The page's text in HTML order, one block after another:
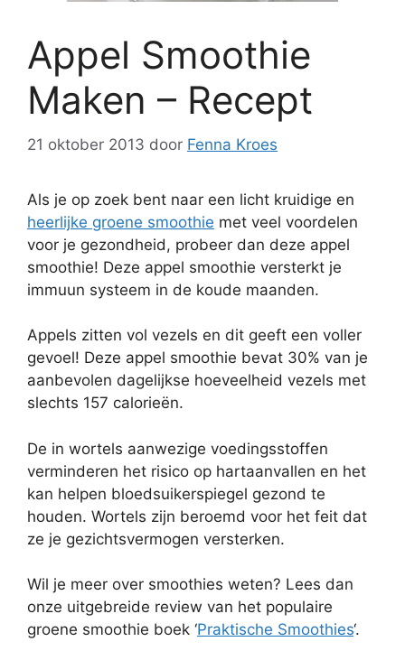
Appel Smoothie
Maken – Recept
21 oktober 2013 door Fenna Kroes
Als je op zoek bent naar een licht kruidige en
heerlijke groene smoothie met veel voordelen
voor je gezondheid, probeer dan deze appel
smoothie! Deze appel smoothie versterkt je
immuun systeem in de koude maanden.
Appels zitten vol vezels en dit geeft een voller
gevoel! Deze appel smoothie bevat 30% van je
aanbevolen dagelijkse hoeveelheid vezels met
slechts 157 calorieën.
De in wortels aanwezige voedingsstoffen
verminderen het risico op hartaanvallen en het
kan helpen bloedsuikerspiegel gezond te
houden. Wortels zijn beroemd voor het feit dat
ze je gezichtsvermogen versterken.
Wil je meer over smoothies weten? Lees dan
onze uitgebreide review van het populaire
groene smoothie boek ‘Praktische Smoothies‘.